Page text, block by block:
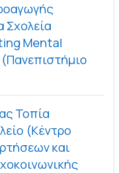
Σχολεία
Mental
Τοπία
(Κέντρο
και